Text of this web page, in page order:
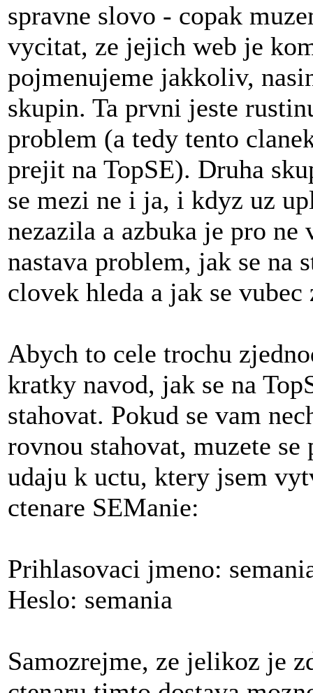
spravne slovo - copak
vycitat, ze jejich web je
pojmenujeme jakkoliv,
skupin. Ta prvni jeste
problem (a tedy tento
prejit na TopSE). Druha
se mezi ne i ja, i kdyz uz
nezazila a azbuka je pro ne
nastava problem, jak se na
clovek hleda a jak se vubec
Abych to cele trochu
kratky navod, jak se na
stahovat. Pokud se vam
rovnou stahovat, muzete
udaju k uctu, ktery jsem
ctenare SEManie:
Prihlasovaci jmeno:
Heslo: semania
Samozrejme, ze jelikoz je